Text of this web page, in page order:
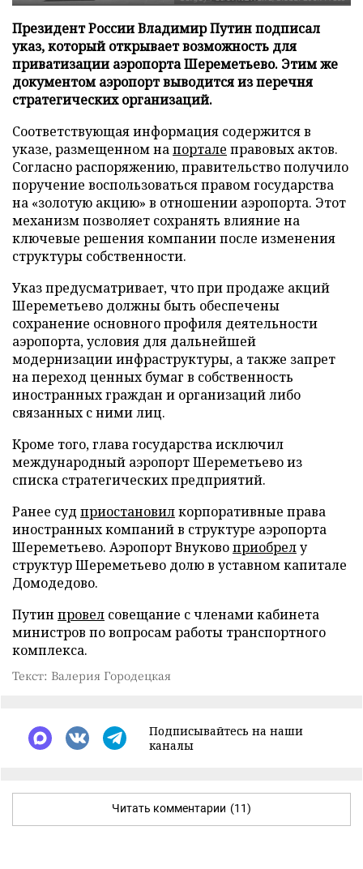
Президент России Владимир Путин подписал
указ, который открывает возможность для
приватизации аэропорта Шереметьево. Этим же
документом аэропорт выводится из перечня
стратегических организаций.
Соответствующая информация содержится в
указе, размещенном напортале правовых актов.
Согласно распоряжению, правительство получило
поручение воспользоваться правом государства
на «золотую акцию» в отношении аэропорта. Этот
механизм позволяет сохранять влияние на
ключевые решения компании после изменения
структуры собственности.
Указ предусматривает, что при продаже акций
Шереметьево должны быть обеспечены
сохранение основного профиля деятельности
аэропорта, условия для дальнейшей
модернизации инфраструктуры, а также запрет
на переход ценных бумаг в собственность
иностранных граждан и организаций либо
связанных с ними лиц.
Кроме того, глава государства исключил
международный аэропорт Шереметьево из
списка стратегических предприятий.
Ранее суд приостановилкорпоративные права
иностранных компаний в структуре аэропорта
Шереметьево. Аэропорт Внуковоприобрелу
структур Шереметьево долю в уставном капитале
Домодедово.
Путин провел совещание с членами кабинета
министров по вопросам работы транспортного
комплекса.
Текст: Валерия Городецкая
Подписывайтесь на наши
каналы
Читать комментарии (11)